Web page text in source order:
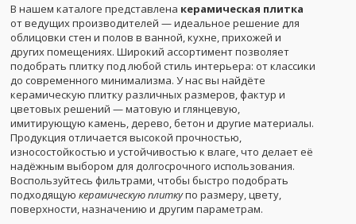
В нашем каталоге представлена керамическая плитка
от ведущих производителей — идеальное решение для
облицовки стен и полов в ванной, кухне, прихожей и
других помещениях. Широкий ассортимент позволяет
подобрать плитку под любой стиль интерьера: от классики
до современного минимализма. У нас вы найдёте
керамическую плитку различных размеров, фактур и
цветовых решений — матовую и глянцевую,
имитирующую камень, дерево, бетон и другие материалы.
Продукция отличается высокой прочностью,
износостойкостью и устойчивостью к влаге, что делает её
надёжным выбором для долгосрочного использования.
Воспользуйтесь фильтрами, чтобы быстро подобрать
подходящую керамическую плиткупо размеру, цвету,
поверхности, назначению и другим параметрам.